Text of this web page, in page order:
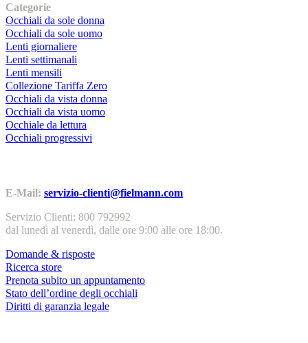
Categorie
Occhiali da sole donna
Occhiali da sole uomo
Lenti giornaliere
Lenti settimanali
Lenti mensili
Collezione Tariffa Zero
Occhiali da vista donna
Occhiali da vista uomo
Occhiale da lettura
Occhiali progressivi
E-Mail: servizio-clienti@fielmann.com
Servizio Clienti: 800 792992
dal lunedì al venerdì, dalle ore 9:00 alle ore 18:00.
Domande & risposte
Ricerca store
Prenota subito un appuntamento
Stato dell’ordine degli occhiali
Diritti di garanzia legale